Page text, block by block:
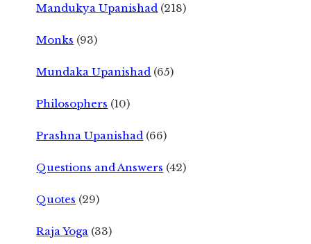
Mandukya Upanishad (218)
Monks (93)
Mundaka Upanishad (65)
Philosophers (10)
Prashna Upanishad (66)
Questions and Answers (42)
Quotes (29)
Raja Yoga (33)